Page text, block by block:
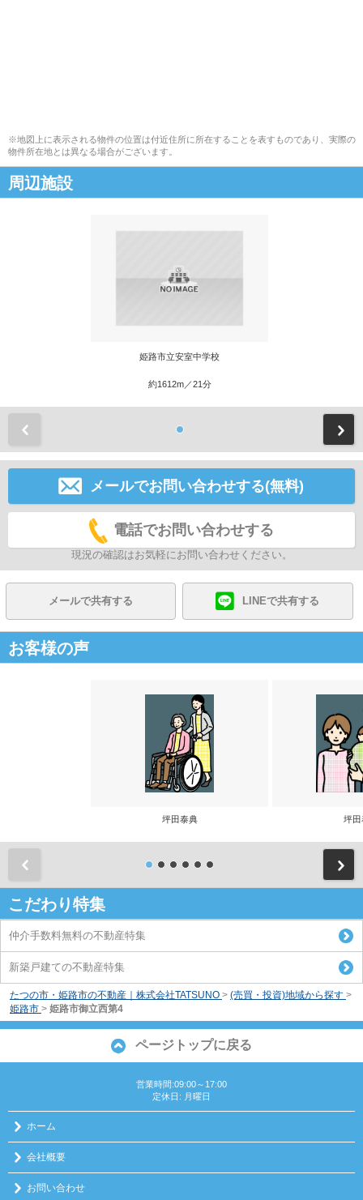
※地図上に表示される物件の位置は付近住所に所在することを表すものであり、実際の
物件所在地とは異なる場合がございます。
周辺施設
姫路市立安室中学校
約1612m／21分
メールでお問い合わせする(無料)
電話でお問い合わせする
現況の確認はお気軽にお問い合わせください。
メールで共有する LINEで共有する
お客様の声
坪田泰典 坪田
こだわり特集
仲介手数料無料の不動産特集
新築戸建ての不動産特集
たつの市・姫路市の不動産｜株式会社TATSUNO > (売買・投資)地域から探す >
姫路市 > 姫路市御立西第4
ページトップに戻る
営業時間:09:00～17:00
定休日: 月曜日
ホーム
会社概要
お問い合わせ